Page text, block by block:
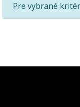
Pre vybrané